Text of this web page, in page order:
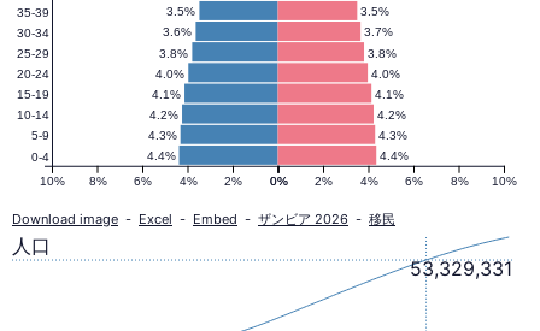
人
口
ピ
ラ
4.4%
4.4%
4.3%
4.3%
4.2%
4.2%
4.1%
4.1%
4.0%
4.0%
3.8%
3.8%
3.7%
3.6%
3.5%
3.5%
0% 2% 4% 6% 8% 10%
10% 8% 6% 4% 2% 0%
0-4
5-9
10-14
15-19
20-24
25-29
30-34
35-39
Download image - Excel - Embed - ザンビア 2026 - 移民
53,329,331
人口